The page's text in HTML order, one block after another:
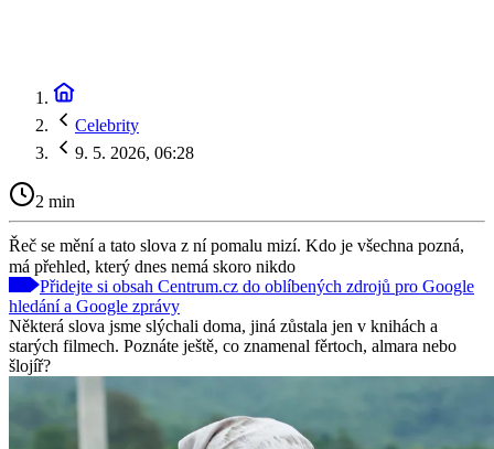
Celebrity
9. 5. 2026, 06:28
2 min
Řeč se mění a tato slova z ní pomalu mizí. Kdo je všechna pozná,
má přehled, který dnes nemá skoro nikdo
Přidejte si obsah Centrum.cz do oblíbených zdrojů pro Google
hledání a Google zprávy
Některá slova jsme slýchali doma, jiná zůstala jen v knihách a
starých filmech. Poznáte ještě, co znamenal fěrtoch, almara nebo
šlojíř?